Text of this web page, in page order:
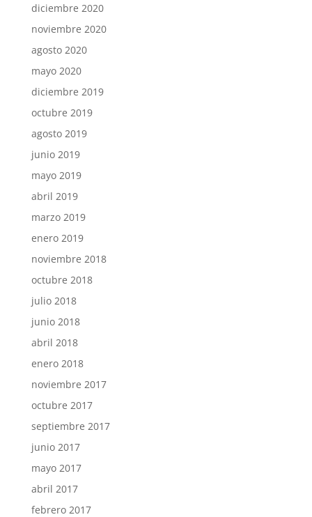
diciembre 2020
noviembre 2020
agosto 2020
mayo 2020
diciembre 2019
octubre 2019
agosto 2019
junio 2019
mayo 2019
abril 2019
marzo 2019
enero 2019
noviembre 2018
octubre 2018
julio 2018
junio 2018
abril 2018
enero 2018
noviembre 2017
octubre 2017
septiembre 2017
junio 2017
mayo 2017
abril 2017
febrero 2017